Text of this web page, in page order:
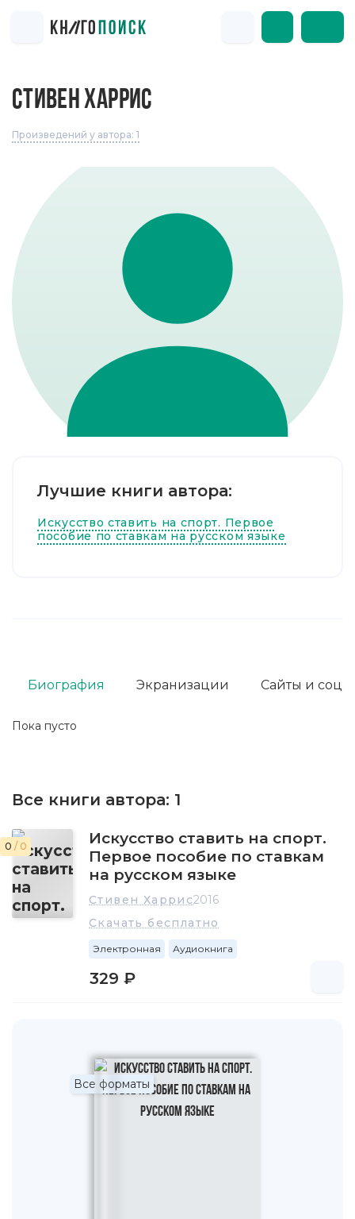
СТИВЕН ХАРРИС
Произведений у автора: 1
Лучшие книги автора:
Искусство ставить на спорт. Первое
пособие по ставкам на русском языке
Пока пусто
Биография Экранизации Сайты и соц.
Все книги автора: 1
0 / 0
Искусство ставить на спорт.
Первое пособие по ставкам
на русском языке
Стивен Харрис2016
Скачать бесплатно
Электронная Аудиокнига
329 ₽
Все форматы